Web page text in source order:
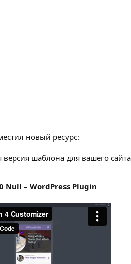
новый ресурс:
шаблона для вашего сайта
Null – WordPress Plugin